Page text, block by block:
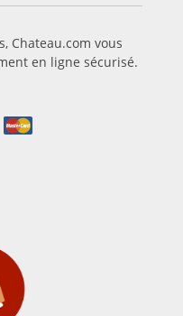
se conserve plusieurs
En vieillissant, le vin
par exemple, le bœuf,
la biche etc. Il pourra
volailles, telles que du
Chateau.com vous
en ligne sécurisé.